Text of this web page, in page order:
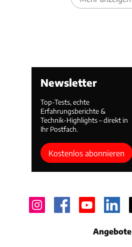
Newsletter
Top-Tests, echte
Erfahrungsberichte &
Technik-Highlights – direkt in
Ihr Postfach.
Kostenlos abonnieren
Angebote